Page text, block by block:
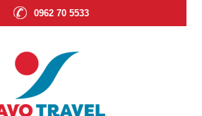
0962 70 5533